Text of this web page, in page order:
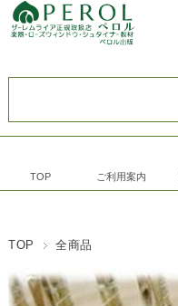
TOP ご利用案内
TOP 全商品